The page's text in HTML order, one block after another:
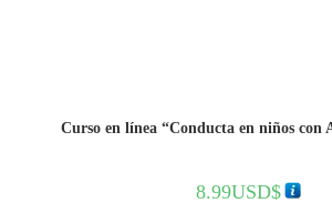
Curso en línea “Conducta en niños con
8.99USD$